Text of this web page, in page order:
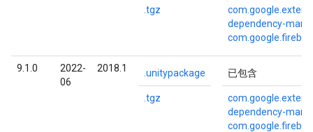
.tgz
dependency-
9.1.0
2022-
06
2018.1 .unitypackage
.tgz
已包含
dependency-